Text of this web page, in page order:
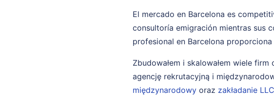
El mercado en Barcelona es
consultoría emigración mientras sus
profesional en Barcelona
Zbudowałem i skalowałem wiele
agencję rekrutacyjną i
międzynarodowy oraz zakładanie